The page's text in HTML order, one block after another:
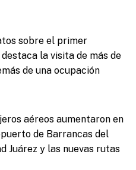
sobre el primer
la visita de más de
de una ocupación
aéreos aumentaron en
de Barrancas del
Juárez y las nuevas rutas